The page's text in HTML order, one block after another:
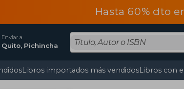
Hasta 60% dto
Enviar a
Quito, Pichincha
Libros importados más vendidosLibros con